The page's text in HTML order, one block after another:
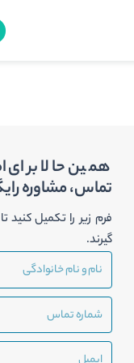
همین حالا برای
تماس، مشاوره
فرم زیر را تکمیل
گیرند.
نام
و
نام
خانوادگی
شماره
تماس
ایمیل